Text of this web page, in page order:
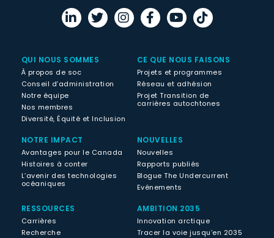
QUI NOUS SOMMES
À propos de soc
Conseil d’administration
Notre équipe
Nos membres
Diversité, Équité et Inclusion
CE QUE NOUS FAISONS
Projets et programmes
Réseau et adhésion
Projet Transition de
carrières autochtones
NOTRE IMPACT
Avantages pour le Canada
Histoires à conter
L’avenir des technologies
océaniques
NOUVELLES
Nouvelles
Rapports publiés
Blogue The Undercurrent
Evénements
RESSOURCES
Carrières
Recherche
AMBITION 2035
Innovation arctique
Tracer la voie jusqu’en 2035